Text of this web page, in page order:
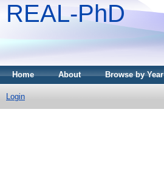
REAL-PhD
Home About Browse by Year
Login